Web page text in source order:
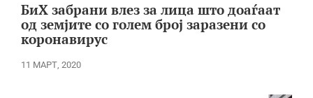
БиХ забрани влез за лица што доаѓаат
од земјите со голем број заразени со
коронавирус
11 МАРТ, 2020